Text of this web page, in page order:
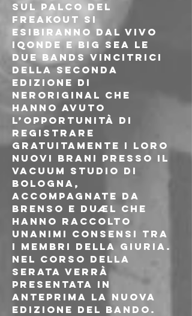
Sul palco del
Freakout si
esibiranno dal vivo
IQONDE e BIG SEA le
due bands vincitrici
della seconda
edizione di
nerOriginal che
hanno avuto
l’opportunità di
registrare
gratuitamente i loro
nuovi brani presso il
Vacuum Studio di
Bologna,
accompagnate da
BRENSO e DUÆL che
hanno raccolto
unanimi consensi tra
i membri della giuria.
Nel corso della
serata verrà
presentata in
anteprima la nuova
edizione del bando.